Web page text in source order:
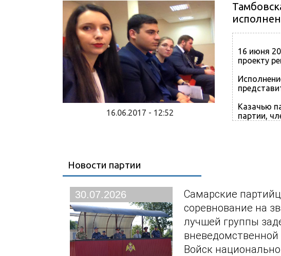
16.06.2017 - 12:52
16 июня
проекту
Казачью
партии,
Новости партии
30.07.2026
Самарские
соревнование на
лучшей группы
вневедомственной
Войск